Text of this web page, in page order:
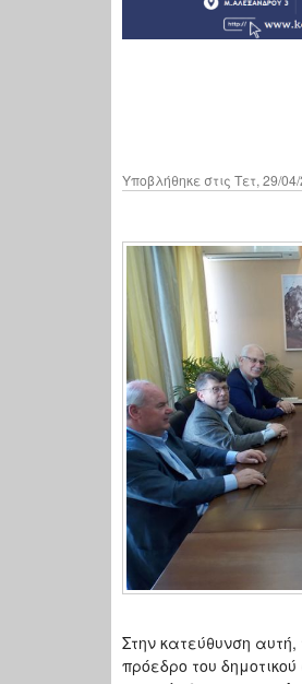
Υποβλήθηκε στις Τετ, 29/
Στην κατεύθυνση
πρόεδρο του